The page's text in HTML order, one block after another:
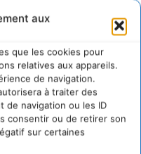
aux
que les cookies pour
relatives aux appareils.
de navigation.
à traiter des
de navigation ou les ID
consentir ou de retirer son
sur certaines
lucidité transforme
et durables,